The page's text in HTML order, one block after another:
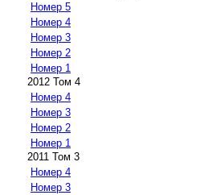
Номер 5
Номер 4
Номер 3
Номер 2
Номер 1
2012 Том 4
Номер 4
Номер 3
Номер 2
Номер 1
2011 Том 3
Номер 4
Номер 3